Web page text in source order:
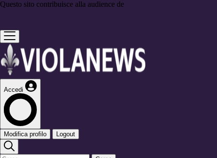
Questo sito contribuisce alla audience de
Accedi
Modifica profilo Logout